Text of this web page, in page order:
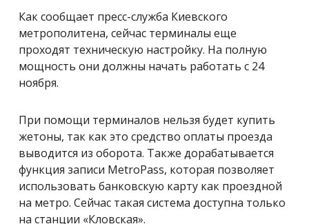
Как сообщает пресс-служба Киевского
метрополитена, сейчас терминалы еще
проходят техническую настройку. На полную
мощность они должны начать работать с 24
ноября.
При помощи терминалов нельзя будет купить
жетоны, так как это средство оплаты проезда
выводится из оборота. Также дорабатывается
функция записи MetroPass, которая позволяет
использовать банковскую карту как проездной
на метро. Сейчас такая система доступна только
на станции «Кловская».